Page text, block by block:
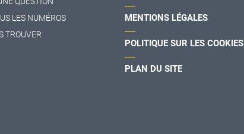
LES NUMÉROS
TROUVER
MENTIONS LÉGALES
POLITIQUE SUR LES COOKIES
PLAN DU SITE